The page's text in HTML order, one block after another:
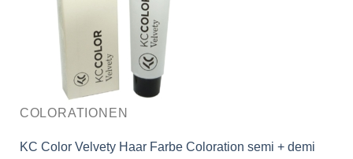
COLORATIONEN
KC Color Velvety Haar Farbe Coloration semi + demi